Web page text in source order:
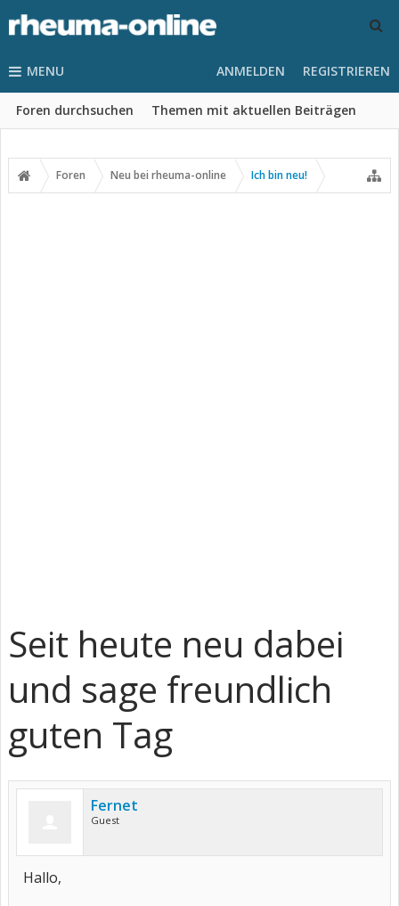
MENU
Foren durchsuchen Themen mit aktuellen Beiträgen
ANMELDEN REGISTRIEREN
Foren Neu bei rheuma-online Ich bin neu!
Seit heute neu dabei
und sage freundlich
guten Tag
Fernet
Guest
Hallo,